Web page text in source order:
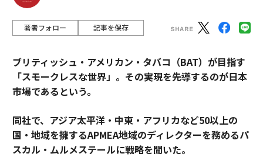
著者フォロー 記事を保存
ブリティッシュ・アメリカン・タバコ（BAT）が目指す
「スモークレスな世界」。その実現を先導するのが日本
市場であるという。
同社で、アジア太平洋・中東・アフリカなど50以上の
国・地域を擁するAPMEA地域のディレクターを務めるパ
スカル・ムルメステールに戦略を聞いた。